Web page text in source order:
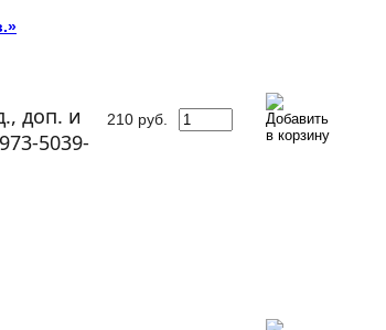
доп. и
5039-
210 руб.